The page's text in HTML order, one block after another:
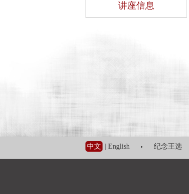
讲座信息
中文 English · 纪念王选